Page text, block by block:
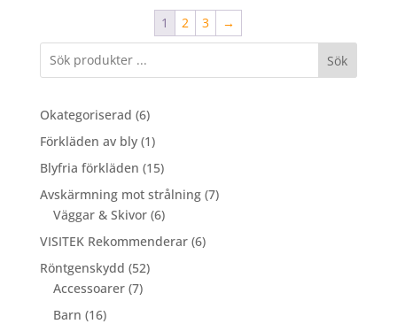
744,00 €
1 2 3 →
Sök
Okategoriserad 66
produkter
Förkläden av bly 11
produkt
Blyfria förkläden 1515
produkter
Avskärmning mot strålning 77
Väggar & Skivor 66
produkter
VISITEK Rekommenderar 66
Röntgenskydd 5252
Accessoarer 77
Barn 1616